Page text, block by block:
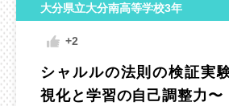
大分県立大分南高等学校3年
+2
シャルルの法則の検証実
視化と学習の自己調整力〜